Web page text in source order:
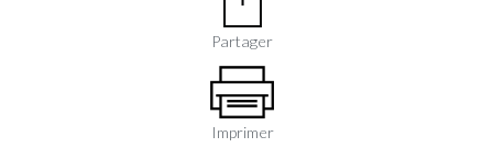
Partager
Imprimer